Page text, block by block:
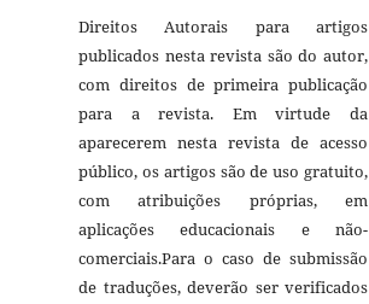
Direitos Autorais para artigos
publicados nesta revista são do autor,
com direitos de primeira publicação
para a revista. Em virtude da
aparecerem nesta revista de acesso
público, os artigos são de uso gratuito,
com atribuições próprias, em
aplicações educacionais e não-
comerciais.Para o caso de submissão
de traduções, deverão ser verificados